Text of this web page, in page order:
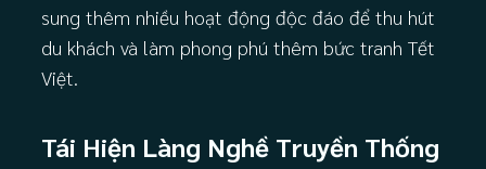
sung thêm nhiều hoạt động độc đáo để thu hút
du khách và làm phong phú thêm bức tranh Tết
Việt.
Tái Hiện Làng Nghề Truyền Thống